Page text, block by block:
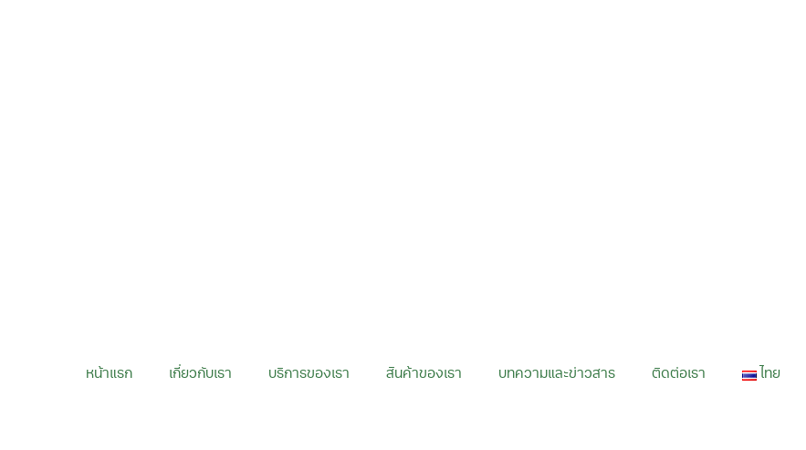
หน้าแรก เกี่ยวกับเรา บริการของเรา สินค้าของเรา บทความและข่าวสาร ติดต่อเรา ไทย